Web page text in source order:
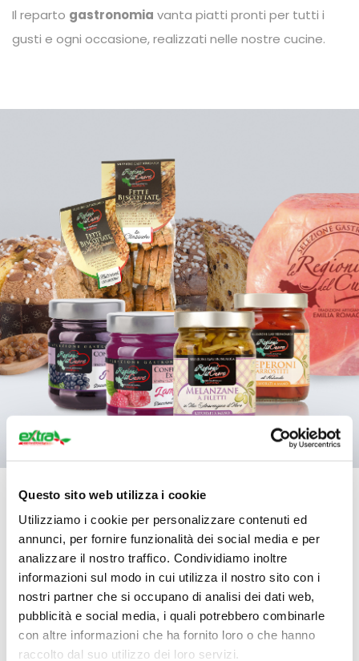
Questo sito web utilizza i cookie
Utilizziamo i cookie per personalizzare contenuti ed
annunci, per fornire funzionalità dei social media e per
analizzare il nostro traffico. Condividiamo inoltre
informazioni sul modo in cui utilizza il nostro sito con i
nostri partner che si occupano di analisi dei dati web,
pubblicità e social media, i quali potrebbero combinarle
con altre informazioni che ha fornito loro o che hanno
raccolto dal suo utilizzo dei loro servizi.
Il reparto gastronomia vanta piatti pronti per tutti i
gusti e ogni occasione, realizzati nelle nostre cucine.
I nostriMarchi
Le Regioni del Cuoreè la nostra linea di prodotti nata
per valorizzare le specialità artigianali campane. La
passione e la tradizione, che si tramandano da
generazioni, sono i pilastri fondamentali per un marchio
volto a diffondere la qualità e il gusto dei prodotti
regionali locali.
Il nostroBlog
Scopri le ultime novità e gli articoli